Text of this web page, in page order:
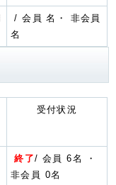
/ 会員 名・ 非会員
名
受付状況
終了/ 会員 6名 ・
非会員 0名